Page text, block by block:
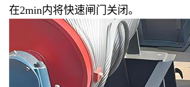
在2min内将快速闸门关闭。